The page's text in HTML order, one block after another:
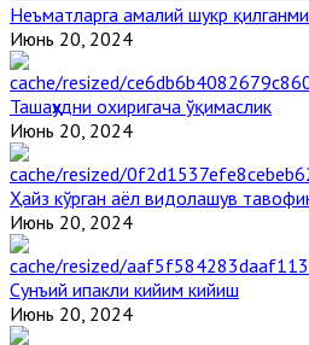
Неъматларга амалий шукр
Июнь 20, 2024
Ташаҳҳудни охиригача ўқимаслик
Июнь 20, 2024
Ҳайз кўрган аёл видолашув
Июнь 20, 2024
Сунъий ипакли кийим кийиш
Июнь 20, 2024